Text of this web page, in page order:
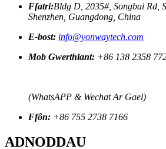
Ffatri:Bldg D, 2035#, Songbai Rd,
Shenzhen, Guangdong, China
E-bost: info@yonwaytech.com
Mob Gwerthiant: +86 138 2358
(WhatsAPP & Wechat Ar Gael)
Ffôn: +86 755 2738 7166
ADNODDAU